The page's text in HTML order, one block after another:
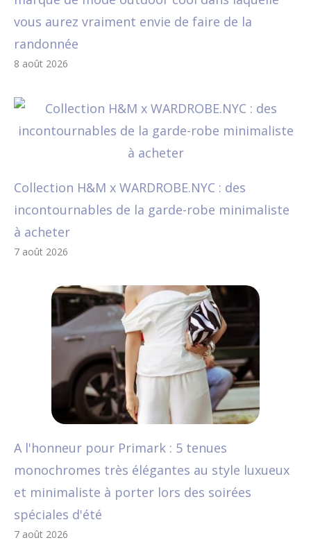
vous aurez vraiment envie de faire de la
randonnée
8 août 2026
Collection H&M x WARDROBE.NYC : des
incontournables de la garde-robe minimaliste
à acheter
7 août 2026
A l'honneur pour Primark : 5 tenues
monochromes très élégantes au style luxueux
et minimaliste à porter lors des soirées
spéciales d'été
7 août 2026